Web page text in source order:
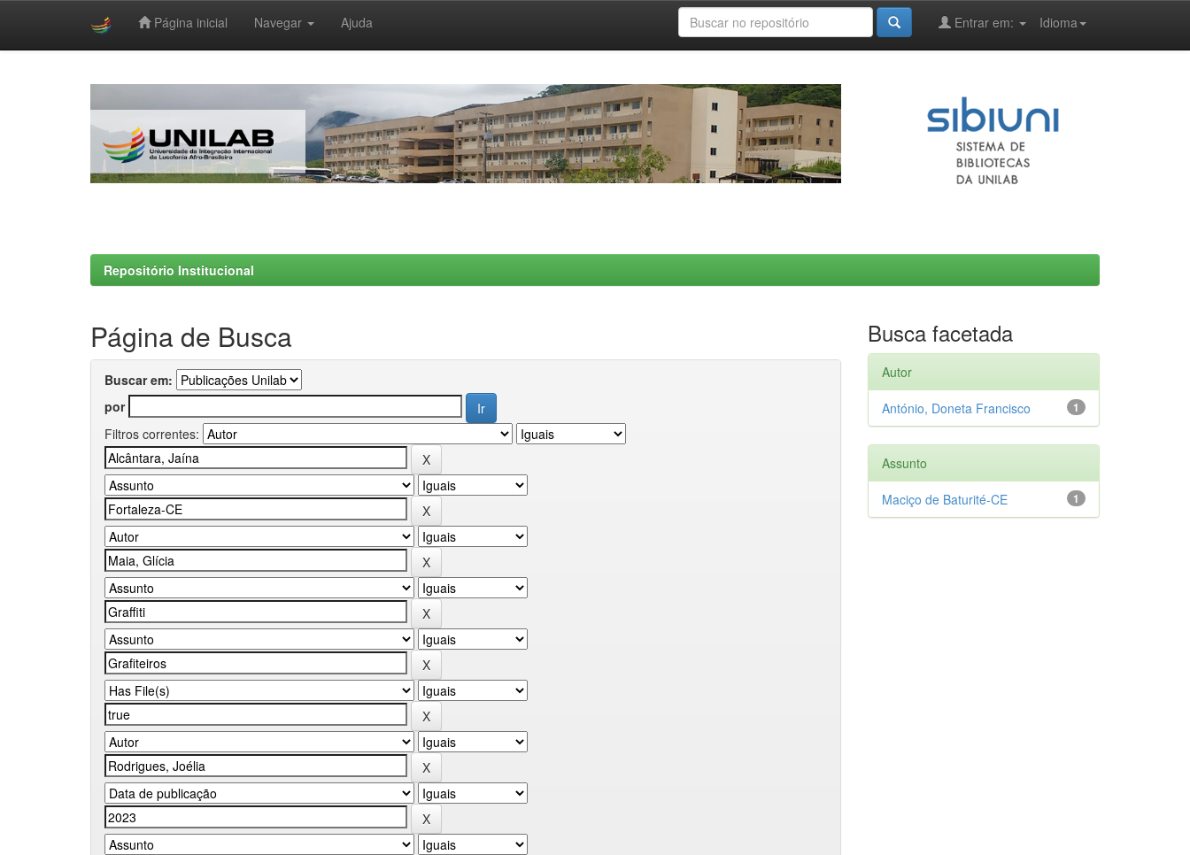
Página inicial Navegar Ajuda Idioma
Entrar em:
Repositório Institucional
Página de Busca
Buscar em:
por
Filtros correntes:
Busca facetada
Autor
1
António, Doneta Francisco
Assunto
1
Maciço de Baturité-CE